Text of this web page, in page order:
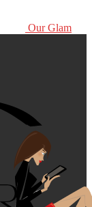
Our Glam